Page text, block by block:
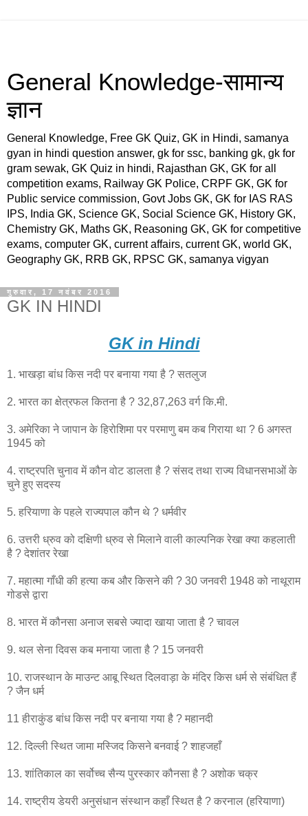
General Knowledge-सामान्य
ज्ञान
General Knowledge, Free GK Quiz, GK in Hindi, samanya
gyan in hindi question answer, gk for ssc, banking gk, gk for
gram sewak, GK Quiz in hindi, Rajasthan GK, GK for all
competition exams, Railway GK Police, CRPF GK, GK for
Public service commission, Govt Jobs GK, GK for IAS RAS
IPS, India GK, Science GK, Social Science GK, History GK,
Chemistry GK, Maths GK, Reasoning GK, GK for competitive
exams, computer GK, current affairs, current GK, world GK,
Geography GK, RRB GK, RPSC GK, samanya vigyan
गुरुवार, 17 नवंबर 2016
GK IN HINDI
GK in Hindi
1. भाखड़ा बांध किस नदी पर बनाया गया है ? सतलुज
2. भारत का क्षेत्रफल कितना है ? 32,87,263 वर्ग कि.मी.
3. अमेरिका ने जापान के हिरोशिमा पर परमाणु बम कब गिराया था ? 6 अगस्त
1945 को
4. राष्ट्रपति चुनाव में कौन वोट डालता है ? संसद तथा राज्य विधानसभाओं के
चुने हुए सदस्य
5. हरियाणा के पहले राज्यपाल कौन थे ? धर्मवीर
6. उत्तरी ध्रुव को दक्षिणी ध्रुव से मिलाने वाली काल्पनिक रेखा क्या कहलाती
है ? देशांतर रेखा
7. महात्मा गाँधी की हत्या कब और किसने की ? 30 जनवरी 1948 को नाथूराम
गोडसे द्वारा
8. भारत में कौनसा अनाज सबसे ज्यादा खाया जाता है ? चावल
9. थल सेना दिवस कब मनाया जाता है ? 15 जनवरी
10. राजस्थान के माउन्ट आबू स्थित दिलवाड़ा के मंदिर किस धर्म से संबंधित हैं
? जैन धर्म
11 हीराकुंड बांध किस नदी पर बनाया गया है ? महानदी
12. दिल्ली स्थित जामा मस्जिद किसने बनवाई ? शाहजहाँ
13. शांतिकाल का सर्वोच्च सैन्य पुरस्कार कौनसा है ? अशोक चक्र
14. राष्ट्रीय डेयरी अनुसंधान संस्थान कहाँ स्थित है ? करनाल (हरियाणा)